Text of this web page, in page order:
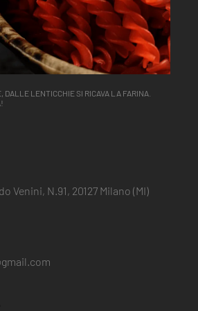
DALLE LENTICCHIE SI RICAVA LA FARINA.
Venini, N.91, 20127 Milano (MI)